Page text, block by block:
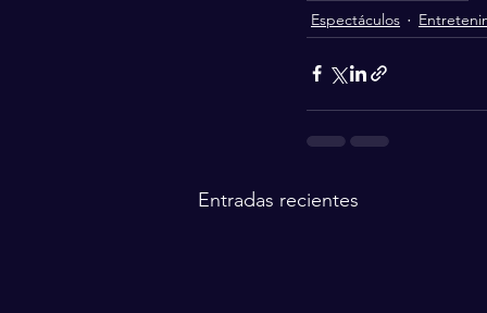
Espectáculos
Entradas recientes